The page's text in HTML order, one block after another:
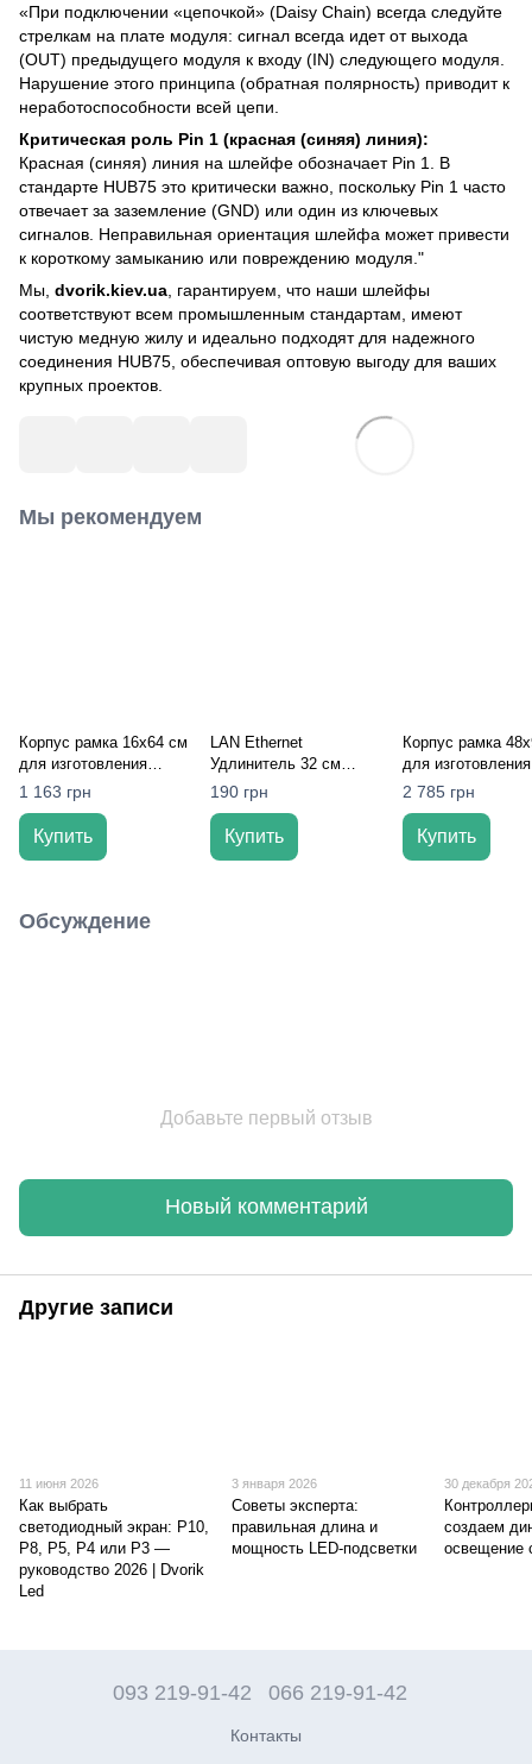
«При подключении «цепочкой» (Daisy Chain) всегда следуйте
стрелкам на плате модуля: сигнал всегда идет от выхода
(OUT) предыдущего модуля к входу (IN) следующего модуля.
Нарушение этого принципа (обратная полярность) приводит к
неработоспособности всей цепи.
Критическая роль Pin 1 (красная (синяя) линия):
Красная (синяя) линия на шлейфе обозначает Pin 1. В
стандарте HUB75 это критически важно, поскольку Pin 1 часто
отвечает за заземление (GND) или один из ключевых
сигналов. Неправильная ориентация шлейфа может привести
к короткому замыканию или повреждению модуля."
Мы, dvorik.kiev.ua, гарантируем, что наши шлейфы
соответствуют всем промышленным стандартам, имеют
чистую медную жилу и идеально подходят для надежного
соединения HUB75, обеспечивая оптовую выгоду для ваших
крупных проектов.
Мы рекомендуем
Корпус рамка 16х64 см
для изготовления
светодиодных экранов
– Dvorik Led
1 163 грн
Купить
LAN Ethernet
Удлинитель 32 см
(RJ45): Для
контроллеров, PoE и
промышленной
коммутации
190 грн
Купить
Корпус рамка
для изготовления
светодиодных
– Dvorik Led
2 785 грн
Купить
Обсуждение
Добавьте первый отзыв
Новый комментарий
Другие записи
11 июня 2026
Как выбрать
светодиодный экран: P10,
P8, P5, P4 или P3 —
руководство 2026 | Dvorik
Led
3 января 2026
Советы эксперта:
правильная длина и
мощность LED-подсветки
30 декабря
создаем
освещение
093 219-91-42 066 219-91-42
Контакты